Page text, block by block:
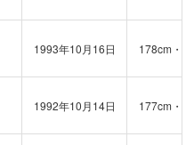
1993年10月16日 178cm・
1992年10月14日 177cm・